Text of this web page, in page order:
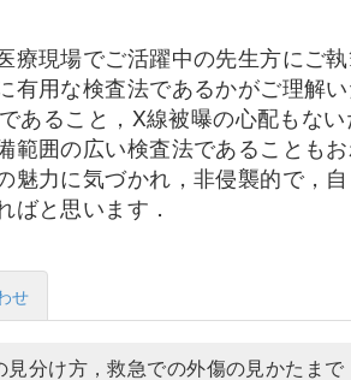
現場でご活躍中の先生方にご
用な検査法であるかがご理解
あること，X線被曝の心配もな
囲の広い検査法であることも
魅力に気づかれ，非侵襲的で，
ばと思います．
せ
分け方，救急での外傷の見かたまで